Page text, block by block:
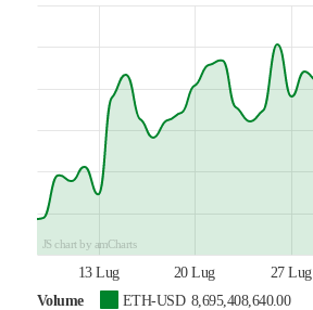
13 Lug 20 Lug 27 Lug
JS chart by amCharts
Volume ETH-USD 8,695,408,640.00